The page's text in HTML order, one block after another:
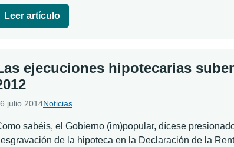
Leer artículo
ejecuciones hipotecarias
julio 2014Noticias
sabéis, el Gobierno (im)popular, dícese
de la hipoteca en la Declaración de la